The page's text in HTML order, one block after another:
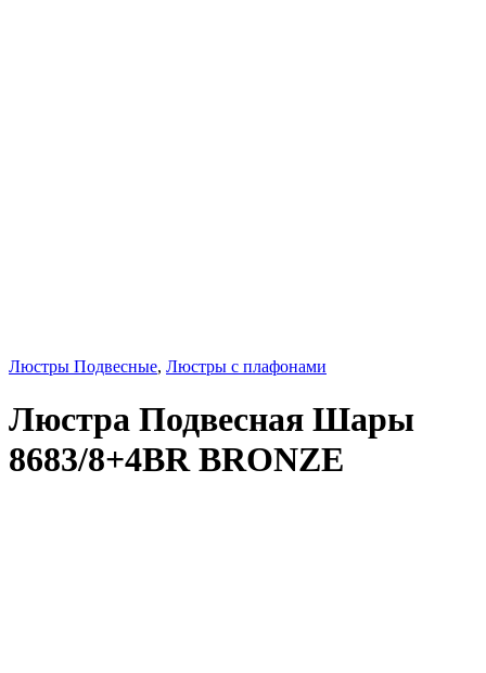
Люстры Подвесные, Люстры с плафонами
Люстра Подвесная Шары
8683/8+4BR BRONZE